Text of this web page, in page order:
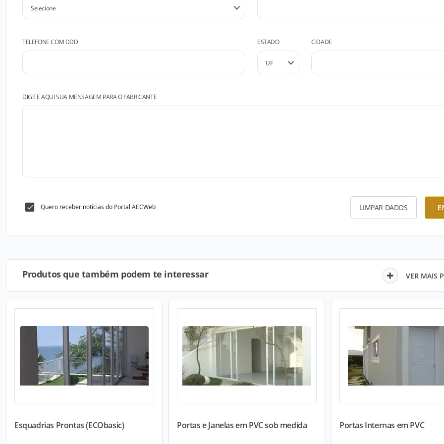
TELEFONE COM DDD ESTADO CIDADE
DIGITE AQUI SUA MENSAGEM PARA O FABRICANTE
Quero receber notícias do Portal AECWeb LIMPAR DADOS
Produtos que também podem te interessar VER MAIS
Esquadrias Prontas (ECObasic) Portas e Janelas em PVC sob medida Portas Internas em PVC